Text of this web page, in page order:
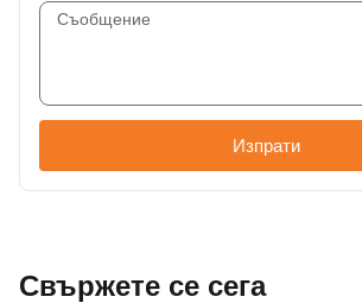
Изпрати
Свържете се сега